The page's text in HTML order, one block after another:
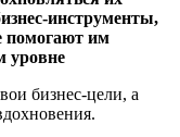
инструменты,
помогают им
уровне
бизнес-цели, а